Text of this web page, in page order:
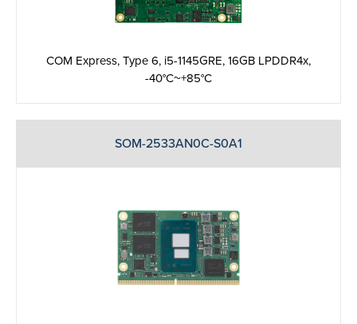
COM Express, Type 6, i5-1145GRE, 16GB LPDDR4x,
-40°C~+85°C
SOM-2533AN0C-S0A1